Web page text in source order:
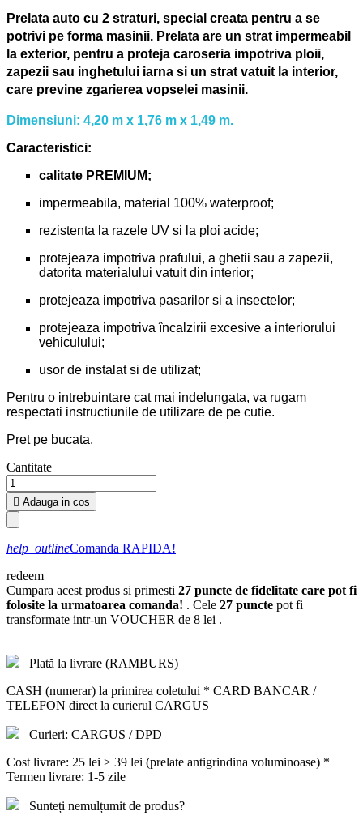
Prelata auto cu 2 straturi, special creata pentru a se
potrivi pe forma masinii. Prelata are un strat impermeabil
la exterior, pentru a proteja caroseria impotriva ploii,
zapezii sau inghetului iarna si un strat vatuit la interior,
care previne zgarierea vopselei masinii.
Dimensiuni: 4,20 m x 1,76 m x 1,49 m.
Caracteristici:
calitate PREMIUM;
impermeabila, material 100% waterproof;
rezistenta la razele UV si la ploi acide;
protejeaza impotriva prafului, a ghetii sau a zapezii,
datorita materialului vatuit din interior;
protejeaza impotriva pasarilor si a insectelor;
protejeaza impotriva încalzirii excesive a interiorului
vehiculului;
usor de instalat si de utilizat;
Pentru o intrebuintare cat mai indelungata, va rugam
respectati instructiunile de utilizare de pe cutie.
Pret pe bucata.
Cantitate
 Adauga in cos
help_outlineComanda RAPIDA!
redeem
Cumpara acest produs si primesti 27 puncte de fidelitate care pot fi
folosite la urmatoarea comanda! . Cele 27 puncte pot fi
transformate intr-un VOUCHER de 8 lei .
Plată la livrare (RAMBURS)
CASH (numerar) la primirea coletului * CARD BANCAR /
TELEFON direct la curierul CARGUS
Curieri: CARGUS / DPD
Cost livrare: 25 lei > 39 lei (prelate antigrindina voluminoase) *
Termen livrare: 1-5 zile
Sunteți nemulțumit de produs?